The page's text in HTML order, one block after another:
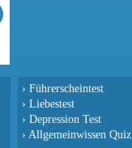
› Führerscheintest
› Liebestest
› Depression Test
› Allgemeinwissen Quiz